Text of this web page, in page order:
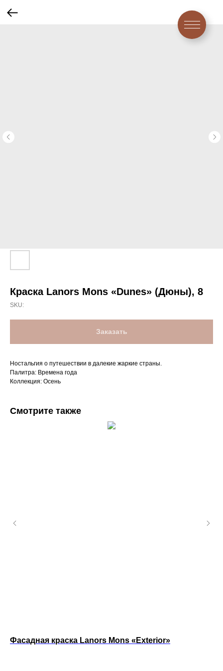
Краска Lanors Mons «Dunes» (Дюны), 8
SKU:
Заказать
Ностальгия о путешествии в далекие жаркие страны.
Палитра: Времена года
Коллекция: Осень
Смотрите также
Фасадная краска Lanors Mons «Exterior»